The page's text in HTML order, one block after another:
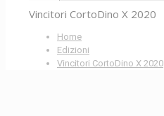
Vincitori CortoDino X 2020
Home
Edizioni
Vincitori CortoDino X 2020